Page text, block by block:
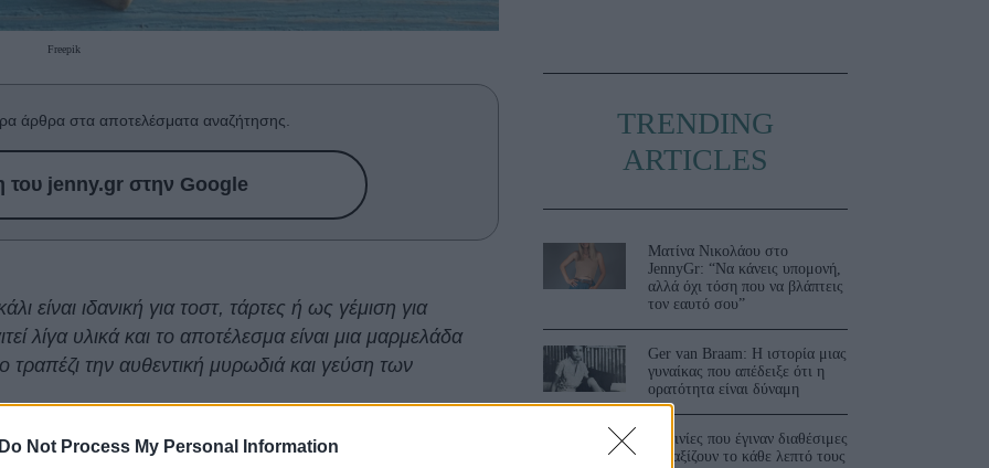
Do Not Process My Personal Information
Freepik
άρθρα στα αποτελέσματα αναζήτησης.
του jenny.gr στην Google
είναι ιδανική για τοστ, τάρτες ή ως γέμιση για
λίγα υλικά και το αποτέλεσμα είναι μια μαρμελάδα
την αυθεντική μυρωδιά και γεύση των
όλη τη φρεσκάδα και τη γεύση των
TRENDING
ARTICLES
Ματίνα Νικολάου στο
JennyGr: “Να κάνεις υπομονή,
αλλά όχι τόση που να βλάπτεις
τον εαυτό σου”
Ger van Braam: Η ιστορία μιας
γυναίκας που απέδειξε ότι η
ορατότητα είναι δύναμη
3 ταινίες που έγιναν διαθέσιμες
και αξίζουν το κάθε λεπτό τους